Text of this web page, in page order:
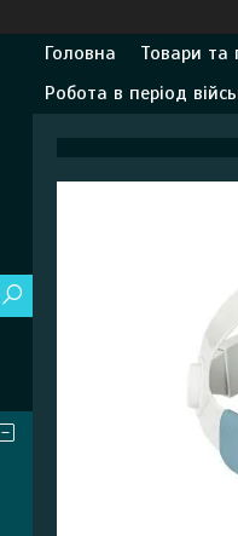
Головна Товари та
Робота в період